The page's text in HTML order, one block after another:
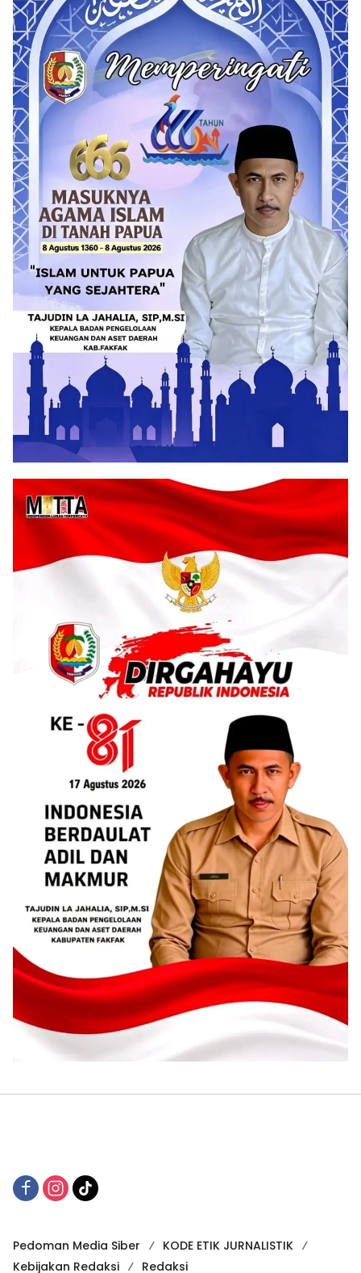
Pedoman Media Siber
KODE ETIK JURNALISTIK
Kebijakan Redaksi
Redaksi